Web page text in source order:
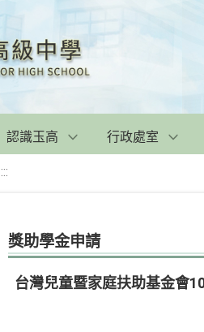
認識玉高 行政處室
:::
獎助學金申請
台灣兒童暨家庭扶助基金會